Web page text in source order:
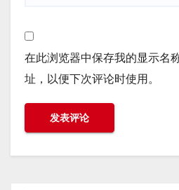
在此浏览器中保存我的显示名
址，以便下次评论时使用。